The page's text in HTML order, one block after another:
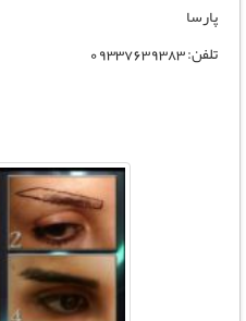
پارسا
تلفن: 09337639383